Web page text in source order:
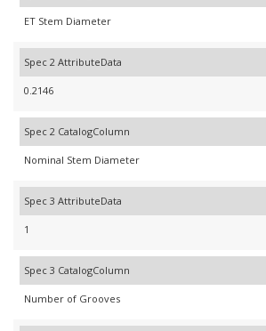
ET Stem Diameter
Spec 2 AttributeData
0.2146
Spec 2 CatalogColumn
Nominal Stem Diameter
Spec 3 AttributeData
1
Spec 3 CatalogColumn
Number of Grooves